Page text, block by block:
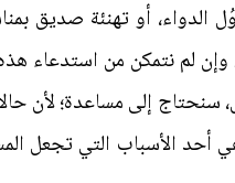
الدواء، أو تهنئة صديق
لم نتمكن من استدعاء
سنحتاج إلى مساعدة؛
الأسباب التي تجعل